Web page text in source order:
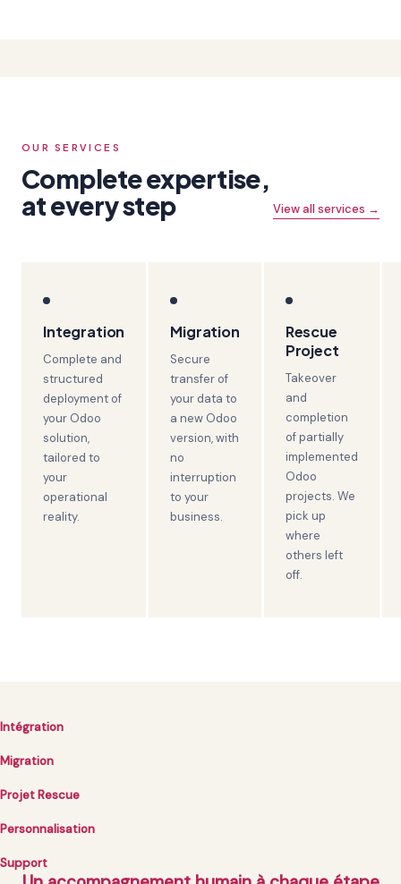
OUR SERVICES
Complete expertise,
at every step
View all services →
Integration
Complete and
structured
deployment of
your Odoo
solution,
tailored to
your
operational
reality.
Migration
Secure
transfer of
your data to
a new Odoo
version, with
no
interruption
to your
business.
Rescue
Project
Takeover
and
completion
of partially
implemented
Odoo
projects. We
pick up
where
others left
off.
Intégration
Migration
Projet Rescue
Personnalisation
Support